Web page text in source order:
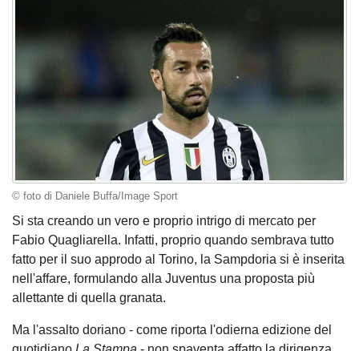
© foto di Daniele Buffa/Image Sport
Si sta creando un vero e proprio intrigo di mercato per
Fabio Quagliarella. Infatti, proprio quando sembrava tutto
fatto per il suo approdo al Torino, la Sampdoria si è inserita
nell'affare, formulando alla Juventus una proposta più
allettante di quella granata.
Ma l'assalto doriano - come riporta l'odierna edizione del